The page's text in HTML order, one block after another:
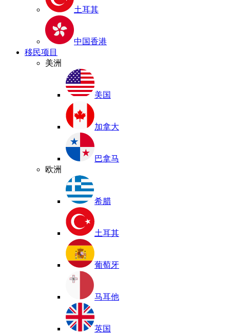
土耳其
中国香港
移民项目
美洲
美国
加拿大
巴拿马
欧洲
希腊
土耳其
葡萄牙
马耳他
英国